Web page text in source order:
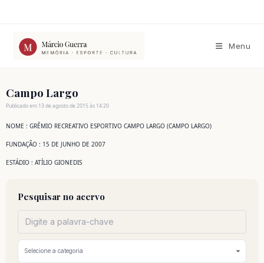
conteúdo
Menu
Campo Largo
Publicado em 13 de agosto de 2015 às 14:20
NOME : GRÊMIO RECREATIVO ESPORTIVO CAMPO LARGO (CAMPO LARGO)
FUNDAÇÃO : 15 DE JUNHO DE 2007
ESTÁDIO : ATÍLIO GIONEDIS
Pesquisar no acervo